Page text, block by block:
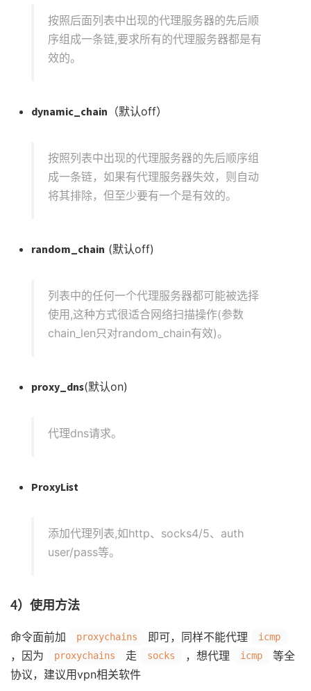
按照后面列表中出现的代理服务器的先后顺
序组成一条链,要求所有的代理服务器都是有
效的。
dynamic_chain （默认off）
按照列表中出现的代理服务器的先后顺序组
成一条链，如果有代理服务器失效，则自动
将其排除，但至少要有一个是有效的。
random_chain (默认off)
列表中的任何一个代理服务器都可能被选择
使用,这种方式很适合网络扫描操作(参数
chain_len只对random_chain有效)。
proxy_dns(默认on)
代理dns请求。
ProxyList
添加代理列表,如http、socks4/5、auth
user/pass等。
4）使用方法
命令面前加 proxychains 即可，同样不能代理 icmp
，因为 proxychains 走 socks ，想代理 icmp
等全
协议，建议用vpn相关软件